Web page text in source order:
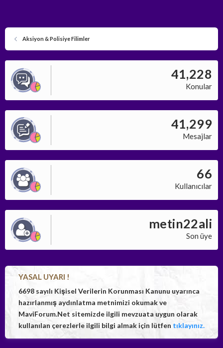
Aksiyon & Polisiye Filimler
41,228
Konular
41,299
Mesajlar
66
Kullanıcılar
metin22ali
Son üye
YASAL UYARI !
6698 sayılı Kişisel Verilerin Korunması Kanunu uyarınca
hazırlanmış aydınlatma metnimizi okumak ve
MaviForum.Net sitemizde ilgili mevzuata uygun olarak
kullanılan çerezlerle ilgili bilgi almak için lütfen tıklayınız.